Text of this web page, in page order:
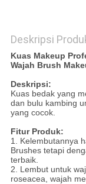
Deskripsi
Kuas Makeup
Wajah Brush
Deskripsi:
Kuas bedak yang
dan bulu kambing
yang cocok.
Fitur Produk:
1. Kelembutannya
Brushes tetapi
terbaik.
2. Lembut untuk
roseacea, wajah